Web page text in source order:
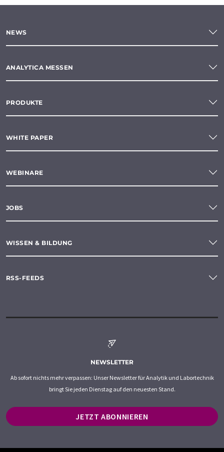
NEWS
ANALYTICA MESSEN
PRODUKTE
WHITE PAPER
WEBINARE
JOBS
WISSEN & BILDUNG
RSS-FEEDS
NEWSLETTER
Ab sofort nichts mehr verpassen: Unser Newsletter für Analytik und Labortechnik
bringt Sie jeden Dienstag auf den neuesten Stand.
JETZT ABONNIEREN